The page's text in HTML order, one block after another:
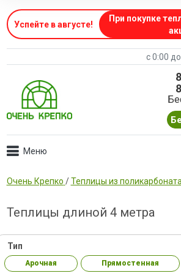
Успейте в августе!
При покупке
с 0:00
Очень Крепко /Теплицы из поликарбоната
Теплицы длиной 4 метра
Тип
Арочная Прямостенная